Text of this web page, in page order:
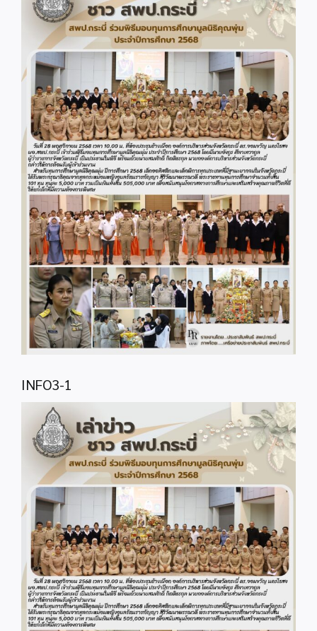
Image
INFO3-1